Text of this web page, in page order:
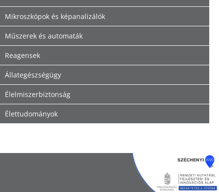
Mikroszkópok és képanalizálók
Műszerek és automaták
Reagensek
Állategészségügy
Élelmiszerbiztonság
Élettudományok
Image